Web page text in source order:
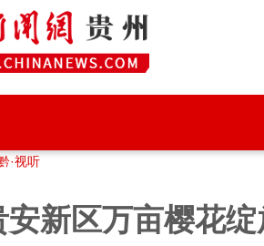
·视听
安新区万亩樱花绽